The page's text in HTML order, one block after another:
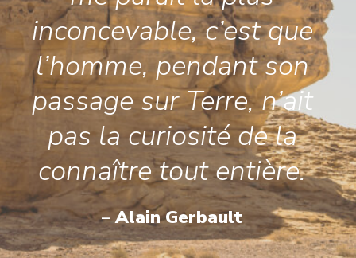
inconcevable, c’est que
l’homme, pendant son
passage sur Terre, n’ait
pas la curiosité de la
connaître tout entière.
–Alain Gerbault